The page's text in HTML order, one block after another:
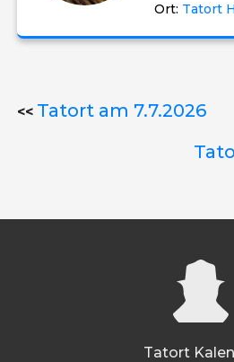
Ort: Tatort
<< Tatort am 7.7.2026
Tatort